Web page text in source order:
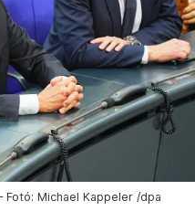
Michael Kappeler /dpa